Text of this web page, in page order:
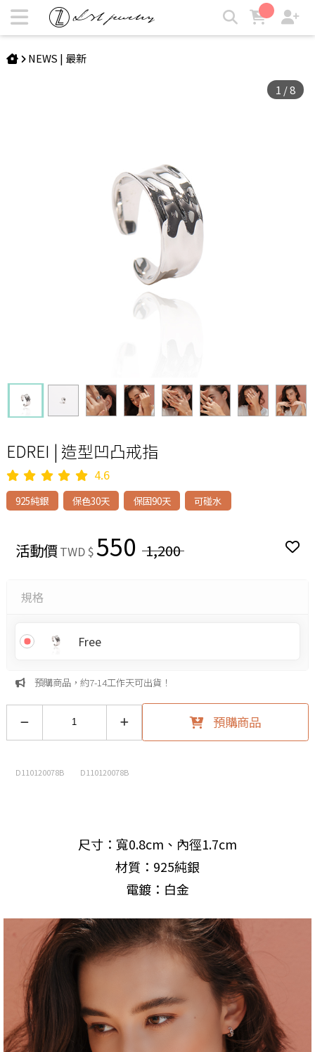
EDREI | 造型凹凸戒指 | LZL Jewelry 輕珠寶飾品
NEWS | 最新
1 /8
EDREI | 造型凹凸戒指
4.6
925純銀 保色30天 保固90天 可碰水
活動價TWD $550 1,200
規格
Free
預購商品，約7-14工作天可出貨！
預購商品
D110120078B D110120078B
尺寸：寬0.8cm、內徑1.7cm
材質：925純銀
電鍍：白金